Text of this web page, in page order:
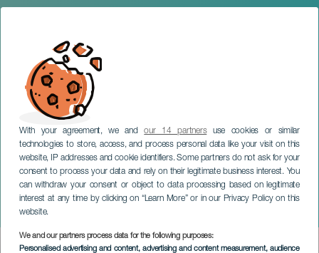
With your agreement, we andour 14 partnersuse cookies or similar
technologies to store, access, and process personal data like your visit on this
website, IP addresses and cookie identifiers. Some partners do not ask for your
consent to process your data and rely on their legitimate business interest. You
can withdraw your consent or object to data processing based on legitimate
interest at any time by clicking on “Learn More” or in our Privacy Policy on this
website.
We and our partners process data for the following purposes:
Personalised advertising and content, advertising and content measurement, audience
Rebeca Jiménez
TENERIFE
Imagen